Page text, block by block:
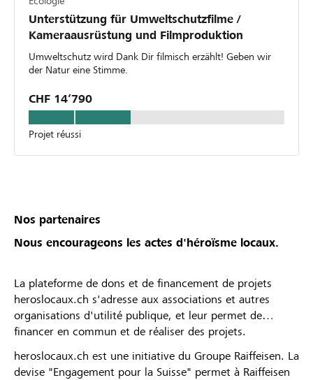
Unterstützung für Umweltschutzfilme /
Kameraausrüstung und Filmproduktion
Umweltschutz wird Dank Dir filmisch erzählt! Geben wir
der Natur eine Stimme.
CHF 14’790
Projet réussi
Nos partenaires
Nous encourageons les actes d'héroïsme locaux.
La plateforme de dons et de financement de projets
heroslocaux.ch s'adresse aux associations et autres
organisations d'utilité publique, et leur permet de
financer en commun et de réaliser des projets.
heroslocaux.ch est une initiative du Groupe Raiffeisen. La
devise "Engagement pour la Suisse" permet à Raiffeisen